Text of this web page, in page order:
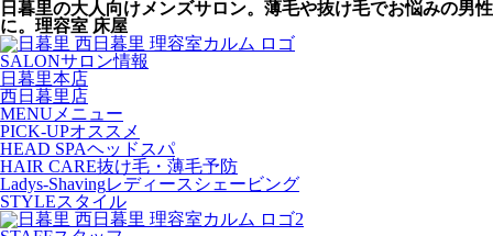
日暮里の大人向けメンズサロン。薄毛や抜け毛でお悩みの男性
に。理容室 床屋
SALONサロン情報
日暮里本店
西日暮里店
MENU メニュー
PICK-UPオススメ
HEAD SPAヘッドスパ
HAIR CARE抜け毛・薄毛予防
Ladys-Shavingレディースシェービング
STYLEスタイル